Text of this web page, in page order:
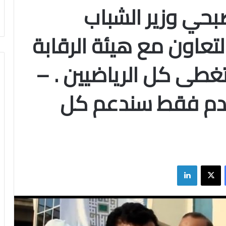
وزير الشباب
مع هيئة الرقابة
كل الرياضيين . –
فقط سندعم كل
فيسبوك X